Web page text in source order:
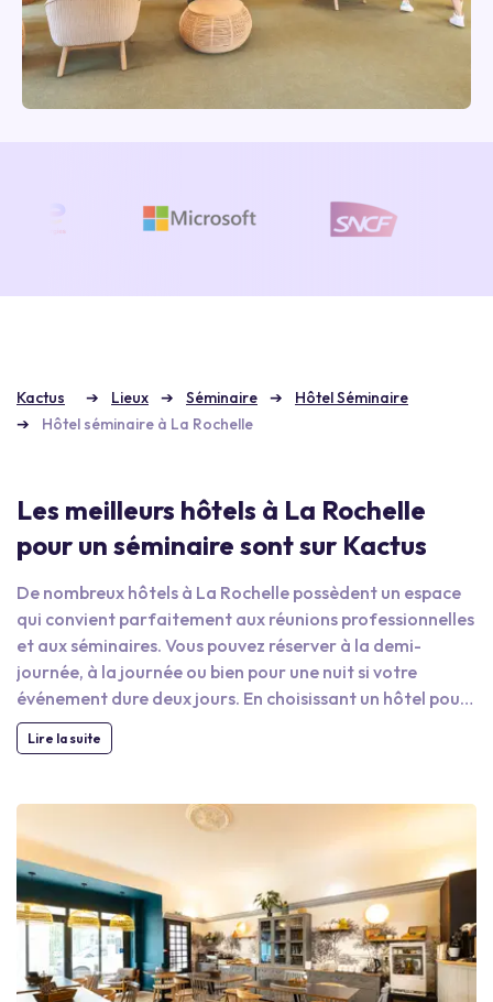
Kactus Lieux Séminaire
Hôtel Séminaire
Hôtel séminaire à La Rochelle
Les meilleurs hôtels à La Rochelle
pour un séminaire sont sur Kactus
De nombreux hôtels à La Rochelle possèdent un espace
qui convient parfaitement aux réunions professionnelles
et aux séminaires. Vous pouvez réserver à la demi-
journée, à la journée ou bien pour une nuit si votre
événement dure deux jours. En choisissant un hôtel pour
votre séminaire, vous vous facilitez la recherche de
prestataires et évitez de passer par plusieurs entreprises
petit déjeuner d’accueil, le repas d’entreprise et les
diverses collations en un clin d'œil. Pour découvrir les
hôtels disponibles à La Rochelle pour vos réunions
professionnelles, indiquez simplement les dates
souhaitées, le nombre approximatif de participants et
les prestations désirées. Kactus s’occupe ensuite de vous
trouver en quelques secondes les meilleures offres. Vous
contrôlerez parfaitement votre projet grâce à la remise
Lire la suite